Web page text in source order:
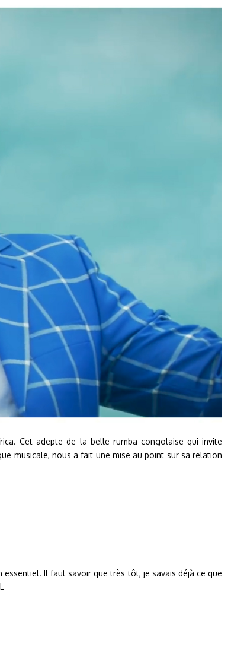
Cet adepte de la belle rumba congolaise qui invite
musicale, nous a fait une mise au point sur sa relation
essentiel. Il faut savoir que très tôt, je savais déjà ce que